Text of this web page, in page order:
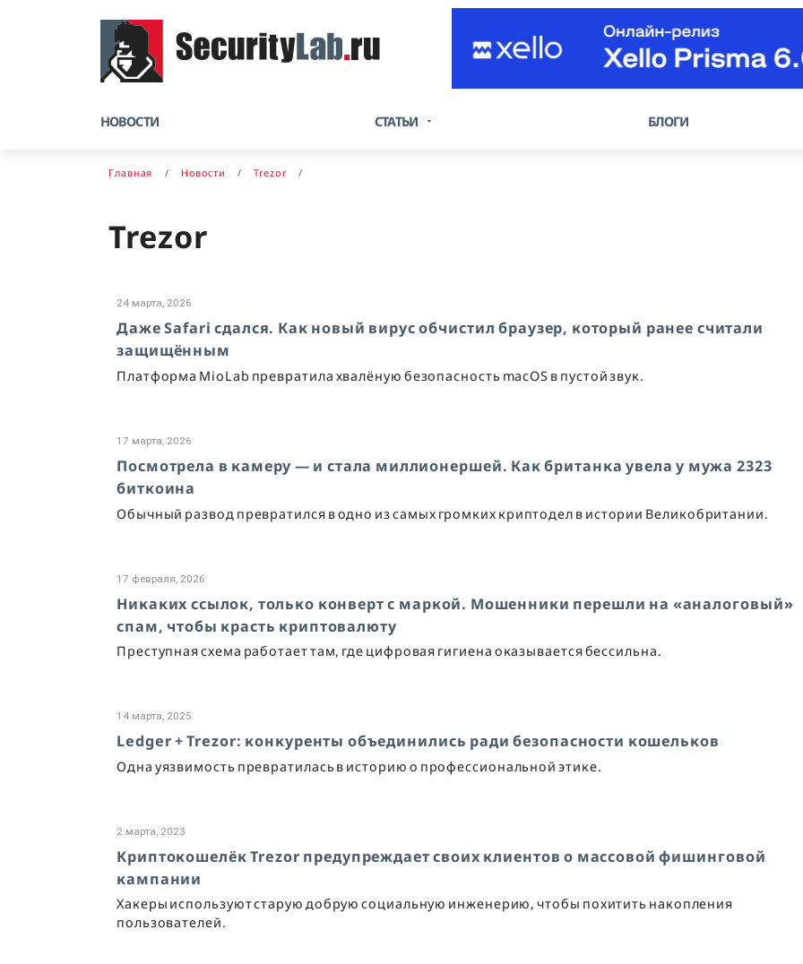
НОВОСТИ СТАТЬИ БЛОГИ
Главная Новости Trezor
Trezor
24 марта, 2026
Даже Safari сдался. Как новый вирус обчистил браузер, который ранее считали
защищённым
Платформа MioLab превратила хвалёную безопасность macOS в пустой звук.
17 марта, 2026
Посмотрела в камеру — и стала миллионершей. Как британка увела у мужа 2323
биткоина
Обычный развод превратился в одно из самых громких криптодел в истории Великобритании.
17 февраля, 2026
Никаких ссылок, только конверт с маркой. Мошенники перешли на «аналоговый»
спам, чтобы красть криптовалюту
Преступная схема работает там, где цифровая гигиена оказывается бессильна.
14 марта, 2025
Ledger + Trezor: конкуренты объединились ради безопасности кошельков
Одна уязвимость превратилась в историю о профессиональной этике.
2 марта, 2023
Криптокошелёк Trezor предупреждает своих клиентов о массовой фишинговой
кампании
Хакеры используют старую добрую социальную инженерию, чтобы похитить накопления
пользователей.